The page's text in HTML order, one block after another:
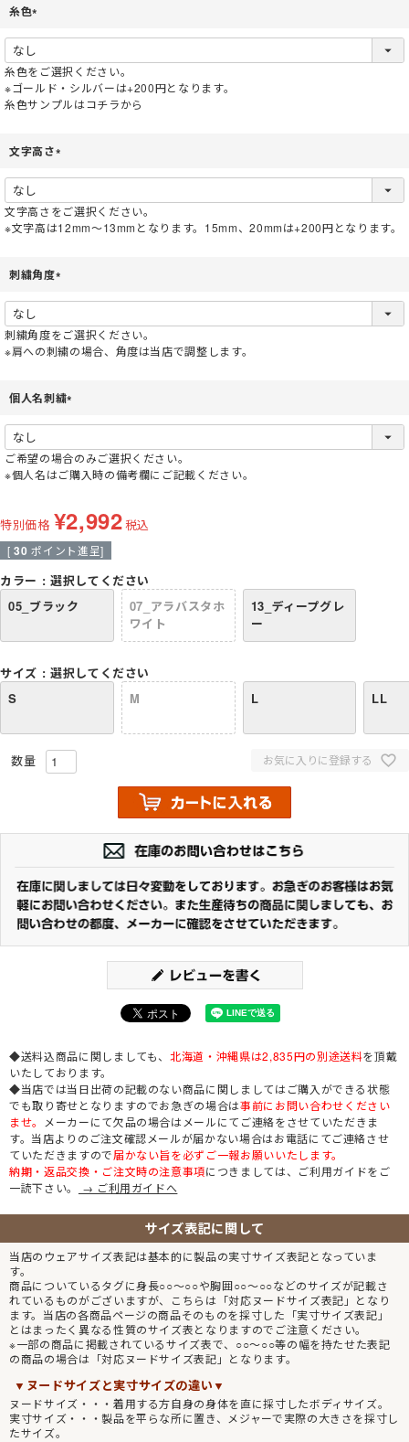
糸色
須
)
糸色をご選択ください。
※ゴールド・シルバーは+200円となります。
糸色サンプルはコチラから
文字高さ
須
)
文字高さをご選択ください。
※文字高は12mm～13mmとなります。15mm、20mmは+200円となります。
刺繍角度
須
)
刺繍角度をご選択ください。
※肩への刺繍の場合、角度は当店で調整します。
個人名刺繍
須
)
ご希望の場合のみご選択ください。
※個人名はご購入時の備考欄にご記載ください。
特別価格 ¥2,992税込
[ 30 ポイント進呈]
カラー
選択してください
05_ブラック
07_アラバスタホ
ワイト
13_ディープグレ
ー
サイズ
選択してください
S
M L LL
お気に入りに登録する
◆送料込商品に関しましても、北海道・沖縄県は2,835円の別途送料を頂戴
いたしております。
◆当店では当日出荷の記載のない商品に関しましてはご購入ができる状態
でも取り寄せとなりますのでお急ぎの場合は事前にお問い合わせください
ませ。
メーカーにて欠品の場合はメールにてご連絡をさせていただきま
す。当店よりのご注文確認メールが届かない場合はお電話にてご連絡させ
ていただきますので届かない旨を必ずご一報お願いいたします。
納期・返品交換・ご注文時の注意事項につきましては、ご利用ガイドをご
一読下さい。
→ ご利用ガイドへ
サイズ表記に関して
当店のウェアサイズ表記は基本的に製品の実寸サイズ表記となっていま
す。
商品についているタグに身長○○～○○や胸囲○○～○○などのサイズが記載さ
れているものがございますが、こちらは「対応ヌードサイズ表記」となり
ます。当店の各商品ページの商品そのものを採寸した「実寸サイズ表記」
とはまったく異なる性質のサイズ表となりますのでご注意ください。
※一部の商品に掲載されているサイズ表で、○○～○○等の幅を持たせた表記
の商品の場合は「対応ヌードサイズ表記」となります。
▼ヌードサイズと実寸サイズの違い▼
ヌードサイズ・・・着用する方自身の身体を直に採寸したボディサイズ。
実寸サイズ・・・製品を平らな所に置き、メジャーで実際の大きさを採寸し
たサイズ。